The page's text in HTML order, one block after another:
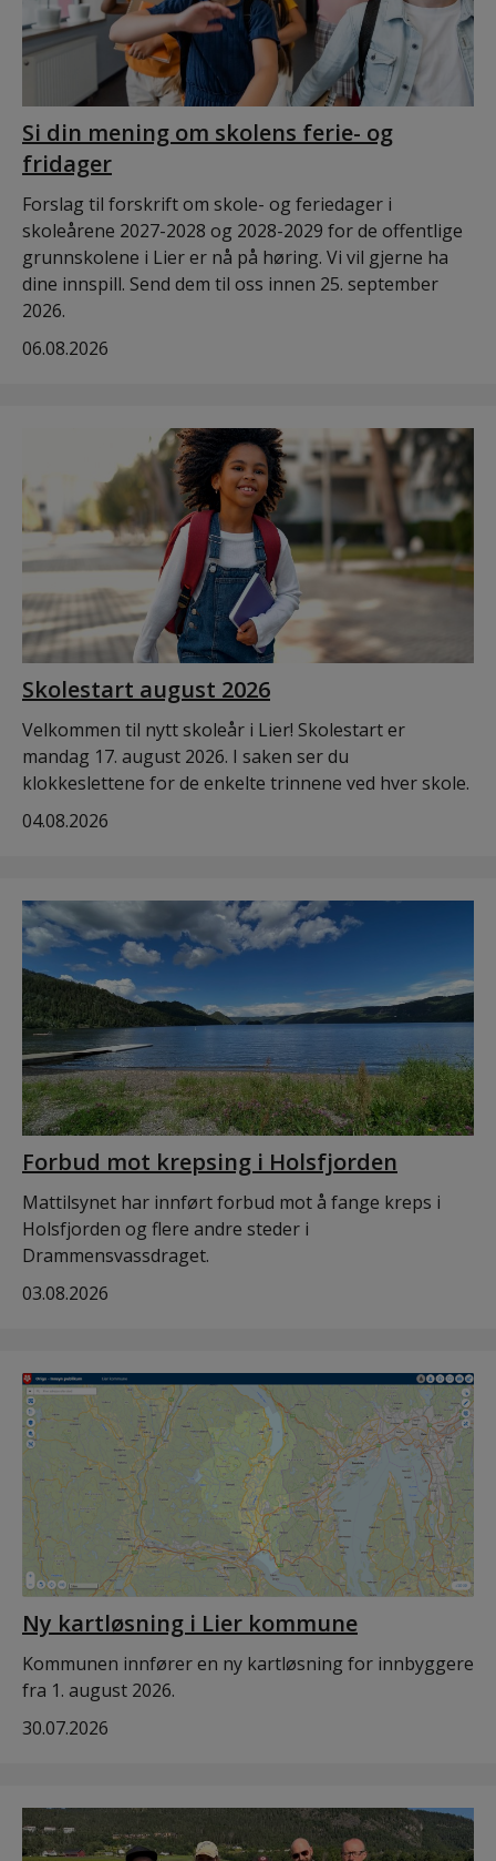
Si din mening om skolens ferie- og
fridager
Forslag til forskrift om skole- og feriedager i
skoleårene 2027-2028 og 2028-2029 for de offentlige
grunnskolene i Lier er nå på høring. Vi vil gjerne ha
dine innspill. Send dem til oss innen 25. september
2026.
06.08.2026
Skolestart august 2026
Velkommen til nytt skoleår i Lier! Skolestart er
mandag 17. august 2026. I saken ser du
klokkeslettene for de enkelte trinnene ved hver skole.
04.08.2026
Forbud mot krepsing i Holsfjorden
Mattilsynet har innført forbud mot å fange kreps i
Holsfjorden og flere andre steder i
Drammensvassdraget.
03.08.2026
Ny kartløsning i Lier kommune
Kommunen innfører en ny kartløsning for innbyggere
fra 1. august 2026.
30.07.2026